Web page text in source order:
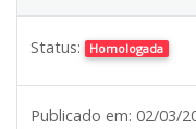
Status: Homologada
Publicado em: 02/03/